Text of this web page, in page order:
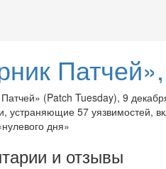
(Patch Tuesday), 9
устраняющие 57 уязвимостей,
дня»
и отзывы